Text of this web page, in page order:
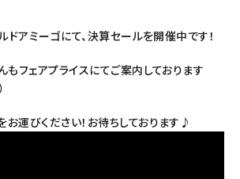
ドアミーゴにて、決算セールを開催中です！
もフェアプライスにてご案内しております
お運びください！お待ちしております♪